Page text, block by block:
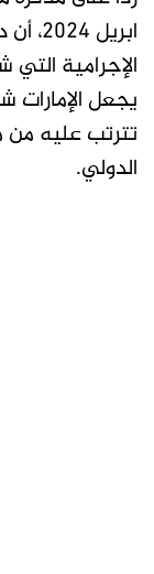
الإجرامية
يجعل
تترتب عليه من
الدولي.